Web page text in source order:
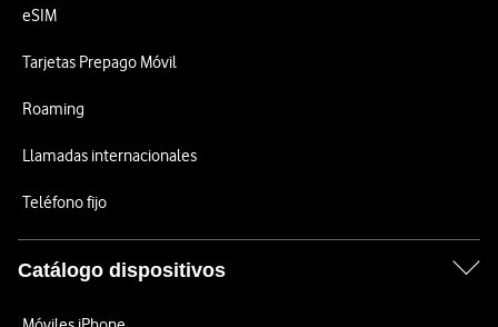
eSIM
Tarjetas Prepago Móvil
Roaming
Llamadas internacionales
Teléfono fijo
Catálogo dispositivos